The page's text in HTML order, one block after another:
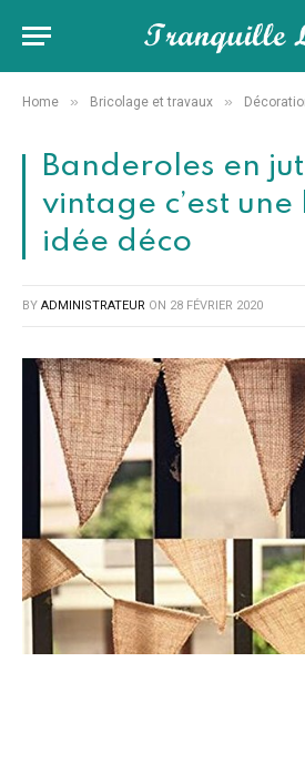
Home » Bricolage et travaux »
Banderoles en
vintage c’est
idée déco
BY ADMINISTRATEUR ON 28 FÉVRIER 2020